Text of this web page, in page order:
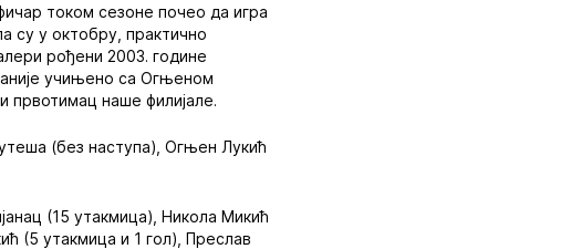
током сезоне почео да игра
су у октобру, практично
рођени 2003. године
учињено са Огњеном
првотимац наше филијале.
(без наступа), Огњен Лукић
(15 утакмица), Никола Микић
(5 утакмица и 1 гол), Преслав